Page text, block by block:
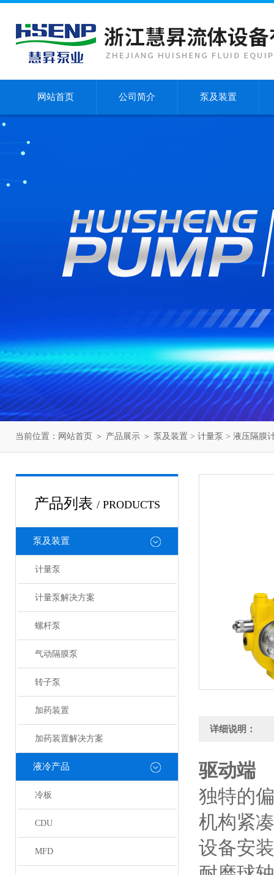
网站首页 公司简介 泵及装置
当前位置： 网站首页 ＞ 产品展示 ＞ 泵及装置 > 计量泵 > 液压隔膜
产品列表 / PRODUCTS
泵及装置
计量泵
计量泵解决方案
螺杆泵
气动隔膜泵
转子泵
加药装置
加药装置解决方案
液冷产品
冷板
CDU
MFD
详细说明：
驱动端
独特的
机构紧
设备安